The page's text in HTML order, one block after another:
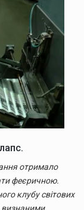
ЗАВЖДИ
БУДЕ
З
ВАМИ!
отримало
феєричною.
клубу світових